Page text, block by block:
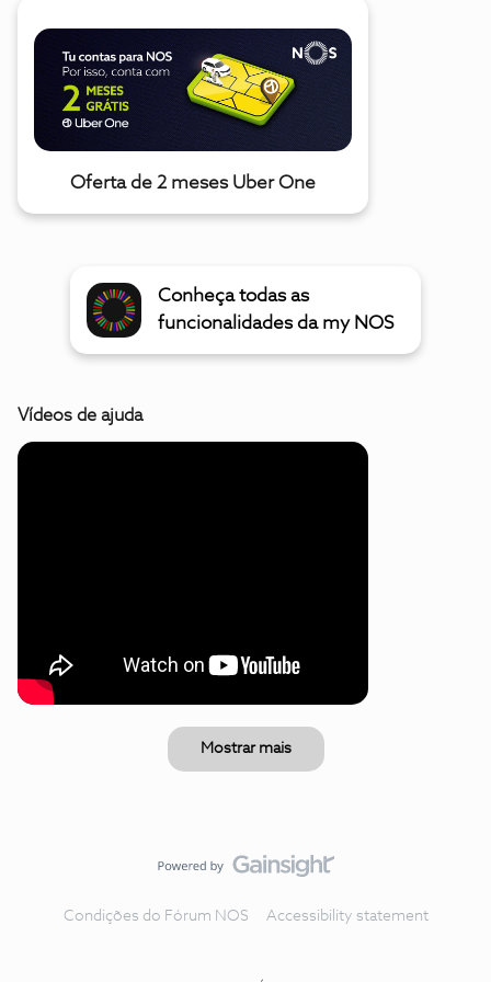
Oferta de 2 meses Uber One
Conheça todas as
funcionalidades da my NOS
Vídeos de ajuda
Mostrar mais
Condições do Fórum NOS Accessibility statement